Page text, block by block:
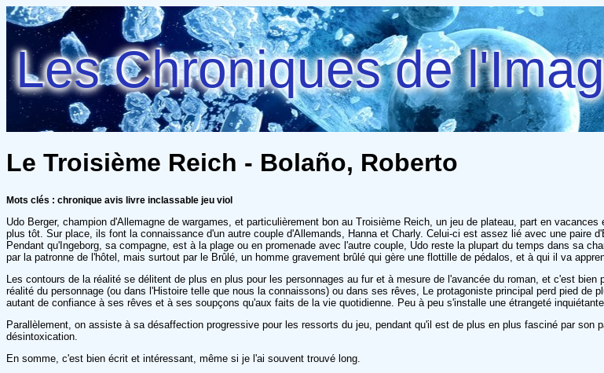
Les Chroniques de
Le Troisième Reich - Bolaño, Roberto
Mots clés : chronique avis livre inclassable jeu viol
Udo Berger, champion d'Allemagne de wargames, et particulièrement bon au Troisième Reich, un jeu de plateau, part en
plus tôt. Sur place, ils font la connaissance d'un autre couple d'Allemands, Hanna et Charly. Celui-ci est assez lié avec une paire
Pendant qu'Ingeborg, sa compagne, est à la plage ou en promenade avec l'autre couple, Udo reste la plupart du temps dans sa
par la patronne de l'hôtel, mais surtout par le Brûlé, un homme gravement brûlé qui gère une flottille de pédalos, et à qui il va
Les contours de la réalité se délitent de plus en plus pour les personnages au fur et à mesure de l'avancée du roman, et c'est
réalité du personnage (ou dans l'Histoire telle que nous la connaissons) ou dans ses rêves, Le protagoniste principal perd pied
autant de confiance à ses rêves et à ses soupçons qu'aux faits de la vie quotidienne. Peu à peu s'installe une étrangeté inquiétante.
Parallèlement, on assiste à sa désaffection progressive pour les ressorts du jeu, pendant qu'il est de plus en plus fasciné par son
désintoxication.
En somme, c'est bien écrit et intéressant, même si je l'ai souvent trouvé long.